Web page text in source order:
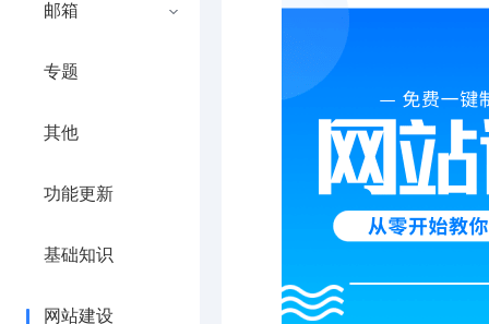
邮箱
专题
其他
功能更新
基础知识
网站建设